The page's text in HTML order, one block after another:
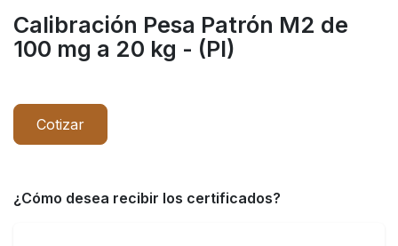
Calibración Pesa Patrón M2 de
100 mg a 20 kg - (PI)
Cotizar
¿Cómo desea recibir los certificados?